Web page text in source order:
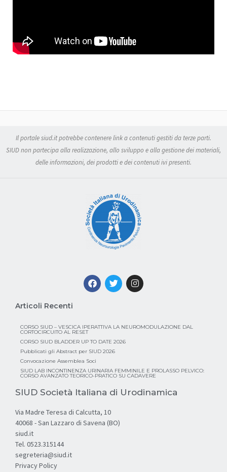
Il portale siud.it potrebbe contenere link a contenuti gestiti da terze parti.
SIUD non partecipa alla realizzazione, allo sviluppo e alla gestione dei materiali,
delle informazioni, dei prodotti e dei contenuti ivi presenti.
Articoli Recenti
CORSO SIUD – VESCICA IPERATTIVA LA NEUROMODULAZIONE DAL
CORTOCIRCUITO AL RESET
CORSO SIUD BLADDER UP TO DATE 2026
Pubblicati gli Abstract per SIUD 2026
Convocazione Assemblea Soci
SIUD LAB INCONTINENZA URINARIA FEMMINILE E PROLASSO PELVICO:
CORSO AVANZATO TEORICO-PRATICO SU CADAVERE
SIUD Società Italiana di Urodinamica
Via Madre Teresa di Calcutta, 10
40068 - San Lazzaro di Savena (BO)
siud.it
Tel. 0523.315144
segreteria@siud.it
Privacy Policy